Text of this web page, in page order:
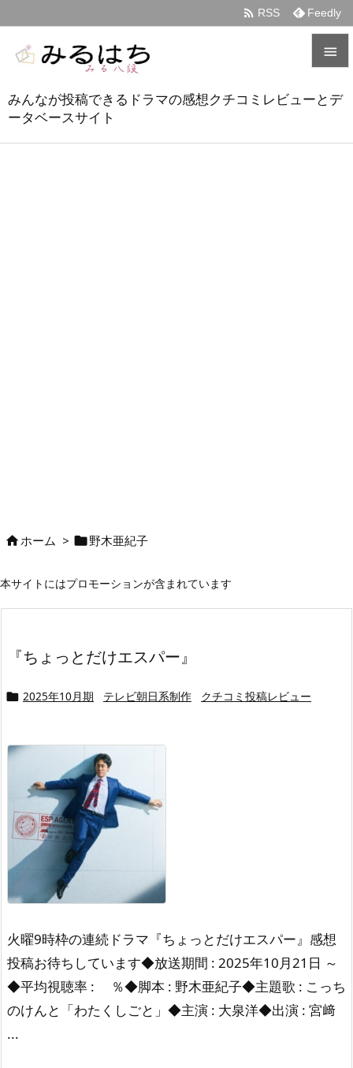
みんなが投稿できるドラマの感想クチコミレビューとデ
ータベースサイト

メニュ
 RSS Feedly
ホーム > 野木亜紀子
本サイトにはプロモーションが含まれています
『ちょっとだけエスパー』
 2025年10月期 テレビ朝日系制作 クチコミ投稿レビュー
火曜9時枠の連続ドラマ『ちょっとだけエスパー』感想
投稿お待ちしています◆放送期間 : 2025年10月21日 ～
◆平均視聴率 : ％◆脚本 : 野木亜紀子◆主題歌 : こっち
のけんと「わたくしごと」◆主演 : 大泉洋◆出演 : 宮﨑
...